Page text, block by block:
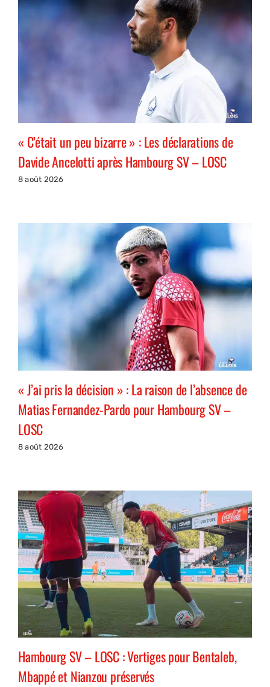
« C’était un peu bizarre » : Les déclarations de
Davide Ancelotti après Hambourg SV – LOSC
8 août 2026
« J’ai pris la décision » : La raison de l’absence de
Matias Fernandez-Pardo pour Hambourg SV –
LOSC
8 août 2026
Hambourg SV – LOSC : Vertiges pour Bentaleb,
Mbappé et Nianzou préservés